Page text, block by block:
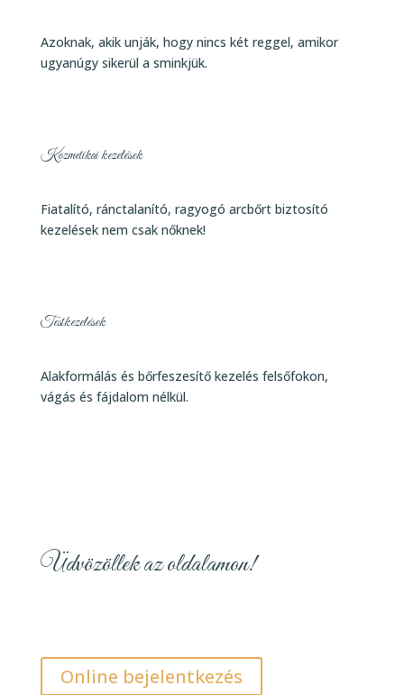
Azoknak, akik unják, hogy nincs két reggel, amikor
ugyanúgy sikerül a sminkjük.
Kozmetikai kezelések
Fiatalító, ránctalanító, ragyogó arcbőrt biztosító
kezelések nem csak nőknek!
Testkezelések
Alakformálás és bőrfeszesítő kezelés felsőfokon,
vágás és fájdalom nélkül.
Üdvözöllek az oldalamon!
Online bejelentkezés